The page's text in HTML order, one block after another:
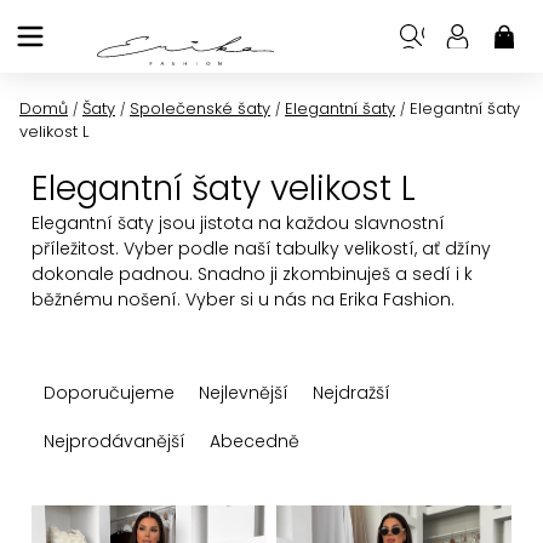
na
Domů / Šaty / Společenské šaty / Elegantní šaty / Elegantní šaty
velikost L
Elegantní šaty velikost L
Elegantní šaty jsou jistota na každou slavnostní
příležitost. Vyber podle naší tabulky velikostí, ať džíny
dokonale padnou. Snadno ji zkombinuješ a sedí i k
běžnému nošení. Vyber si u nás na Erika Fashion.
a
n
Doporučujeme Nejlevnější
Nejdražší
Nejprodávanější
Abecedně
V